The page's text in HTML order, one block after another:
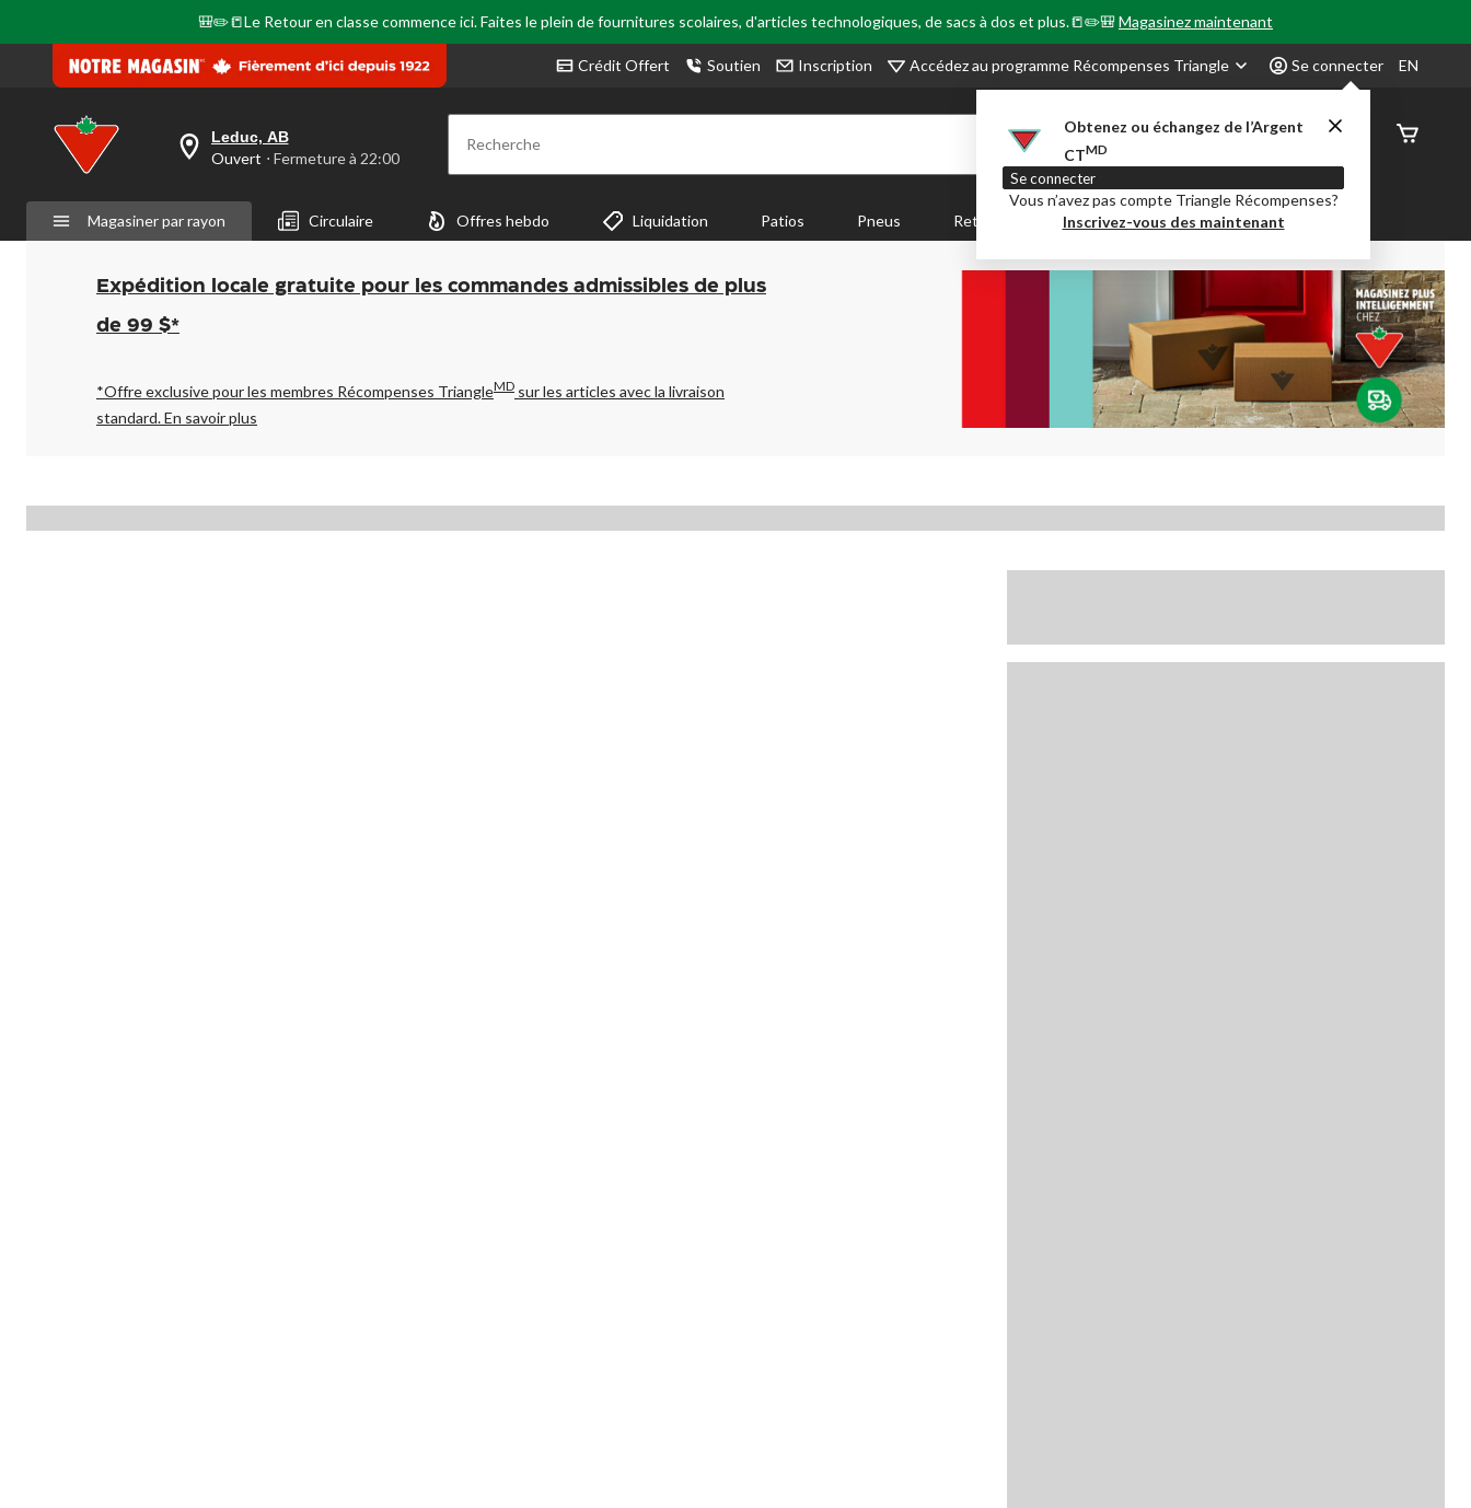
🎒✏️📒Le Retour en classe commence ici. Faites le plein de fournitures scolaires, d'articles technologiques, de sacs à dos et plus.📒✏️🎒Magasinez maintenant
Crédit Offert Soutien Inscription Accédez au programme Récompenses Triangle Se connecter
Obtenez ou échangez de l’Argent
CTMD
Se connecter
Vous n’avez pas compte Triangle Récompenses?
Inscrivez-vous des maintenant
EN
votre
est
Leduc,
AB,
Ouvert,
Fermeture
à
pour
changer
Leduc, AB
Ouvert ⋅ Fermeture à 22:00 Recherche
État de
Magasiner par rayon Circulaire Offres hebdo Liquidation Patios Pneus Retour en Classe Party City Centre-auto
Expédition locale gratuite pour les commandes admissibles de plus
de 99 $*
*Offre exclusive pour les membres Récompenses TriangleMD sur les articles avec la livraison
standard.En savoir plus